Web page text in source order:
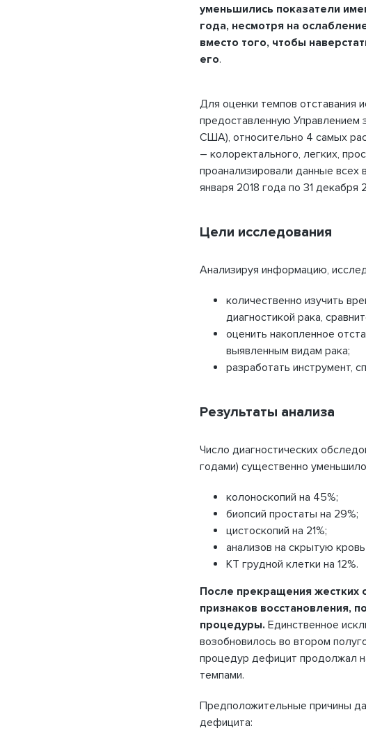
уменьшились показатели
года, несмотря на
вместо того, чтобы
его.
Для оценки темпов отставания
предоставленную Управлением
США), относительно 4 самых
– колоректального, легких,
проанализировали данные всех
января 2018 года по 31 декабря
Цели исследования
Анализируя информацию,
количественно изучить
диагностикой рака,
оценить накопленное
выявленным видам рака;
разработать инструмент,
Результаты анализа
Число диагностических
годами) существенно
колоноскопий на 45%;
биопсий простаты на 29%;
цистоскопий на 21%;
анализов на скрытую кровь
КТ грудной клетки на 12%.
После прекращения жестких
признаков восстановления,
процедуры. Единственное
возобновилось во втором
процедур дефицит продолжал
темпами.
Предположительные причины
дефицита:
Напомнить